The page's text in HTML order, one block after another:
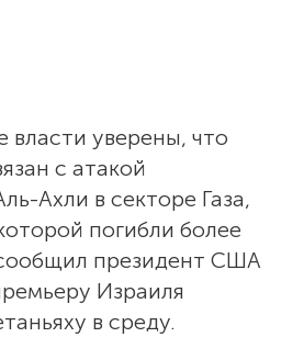
власти уверены, что
с атакой
Ахли в секторе Газа,
погибли более
президент США
Израиля
в среду.